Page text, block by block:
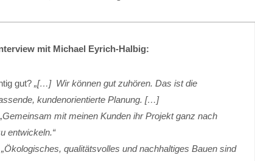
mit Michael Eyrich-Halbig:
gut? „[…] Wir können gut zuhören. Das ist die
kundenorientierte Planung. […]
„Gemeinsam mit meinen Kunden ihr Projekt ganz nach
entwickeln.“
„Ökologisches, qualitätsvolles und nachhaltiges Bauen sind